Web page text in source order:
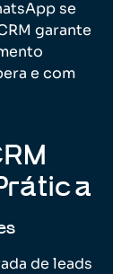
se
garante
e com
de leads